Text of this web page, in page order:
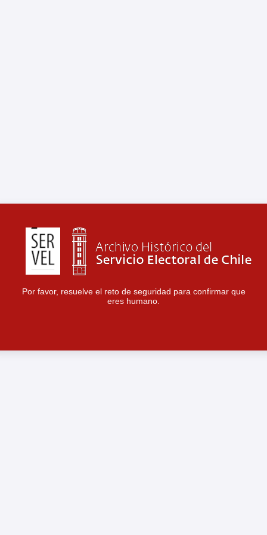
Por favor, resuelve el reto de seguridad para confirmar que
eres humano.